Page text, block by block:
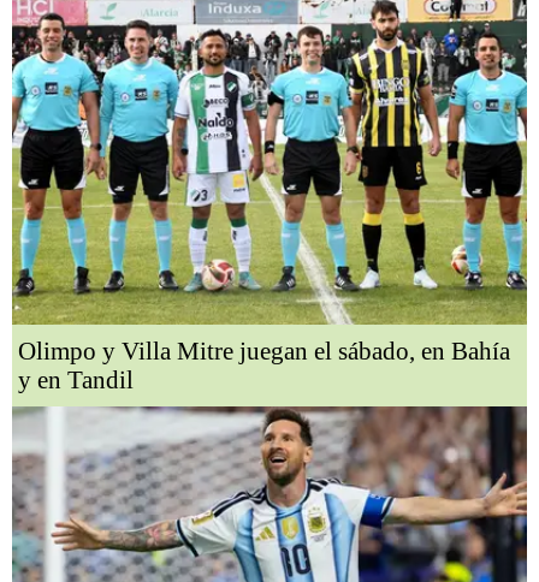
Olimpo y Villa Mitre juegan el sábado, en Bahía
y en Tandil